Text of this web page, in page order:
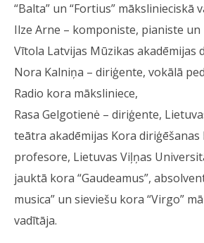
“Balta” un “Fortius” mākslinieciskā
Ilze Arne – komponiste, pianiste un
Vītola Latvijas Mūzikas akadēmijas
Nora Kalniņa – diriģente, vokālā
Radio kora māksliniece,
Rasa Gelgotienė – diriģente,
teātra akadēmijas Kora diriģēšanas
profesore, Lietuvas Viļņas
jauktā kora “Gaudeamus”,
musica” un sieviešu kora “Virgo”
vadītāja.